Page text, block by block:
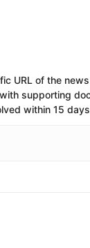
URL of the
supporting
within 15